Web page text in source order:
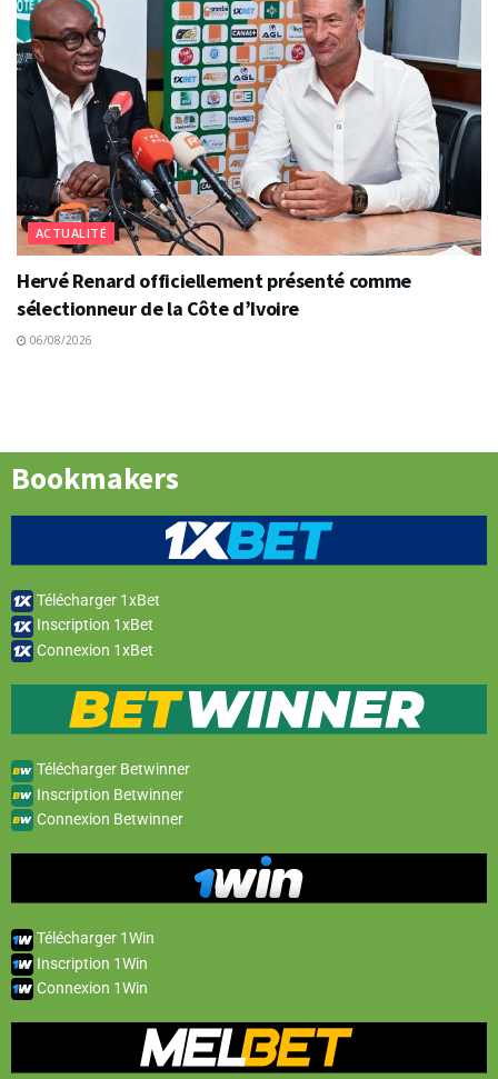
ACTUALITÉ
Hervé Renard officiellement présenté comme
sélectionneur de la Côte d’Ivoire
06/08/2026
Bookmakers
Télécharger 1xBet
Inscription 1xBet
Connexion 1xBet
Télécharger Betwinner
Inscription Betwinner
Connexion Betwinner
Télécharger 1Win
Inscription 1Win
Connexion 1Win